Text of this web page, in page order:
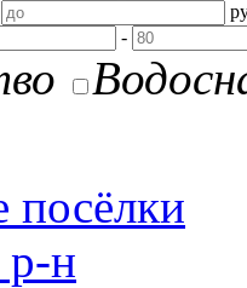
-
посёлки
р-н